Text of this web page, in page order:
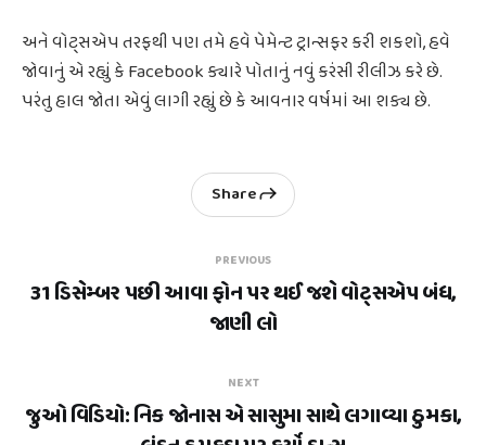
અને વોટ્સએપ તરફથી પણ તમે હવે પેમેન્ટ ટ્રાન્સફર કરી શકશો, હવે
જોવાનું એ રહ્યું કે Facebook ક્યારે પોતાનું નવું કરંસી રીલીઝ કરે છે.
પરંતુ હાલ જોતા એવું લાગી રહ્યું છે કે આવનાર વર્ષમાં આ શક્ય છે.
PREVIOUS
31 ડિસેમ્બર પછી આવા ફોન પર થઈ જશે વોટ્સએપ બંધ,
જાણી લો
Share
NEXT
જુઓ વિડિયો: નિક જોનાસ એ સાસુમા સાથે લગાવ્યા ઠુમકા,